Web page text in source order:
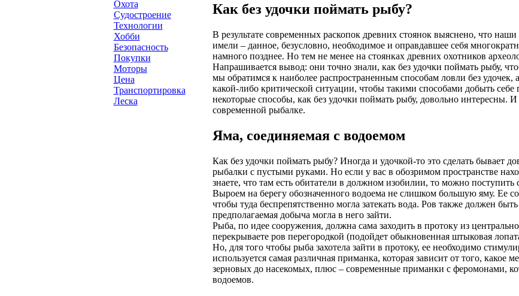
Охота
Судостроение
Технологии
Хобби
Безопасность
Покупки
Моторы
Цена
Транспортировка
Леска
Как без удочки поймать рыбу?
В результате современных раскопок древних стоянок выяснено, что
имели – данное, безусловно, необходимое и оправдавшее себя
намного позднее. Но тем не менее на стоянках древних охотников
Напрашивается вывод: они точно знали, как без удочки поймать рыбу,
мы обратимся к наиболее распространенным способам ловли без удочек,
какой-либо критической ситуации, чтобы такими способами добыть
некоторые способы, как без удочки поймать рыбу, довольно интересны.
современной рыбалке.
Яма, соединяемая с водоемом
Как без удочки поймать рыбу? Иногда и удочкой-то это сделать бывает
рыбалки с пустыми руками. Но если у вас в обозримом пространстве
знаете, что там есть обитатели в должном изобилии, то можно
Выроем на берегу обозначенного водоема не слишком большую яму. Ее
чтобы туда беспрепятственно могла затекать вода. Ров также должен
предполагаемая добыча могла в него зайти.
Рыба, по идее сооружения, должна сама заходить в протоку из
перекрываете ров перегородкой (подойдет обыкновенная штыковая
Но, для того чтобы рыба захотела зайти в протоку, ее необходимо
используется самая различная приманка, которая зависит от того,
зерновых до насекомых, плюс – современные приманки с феромонами,
водоемов.